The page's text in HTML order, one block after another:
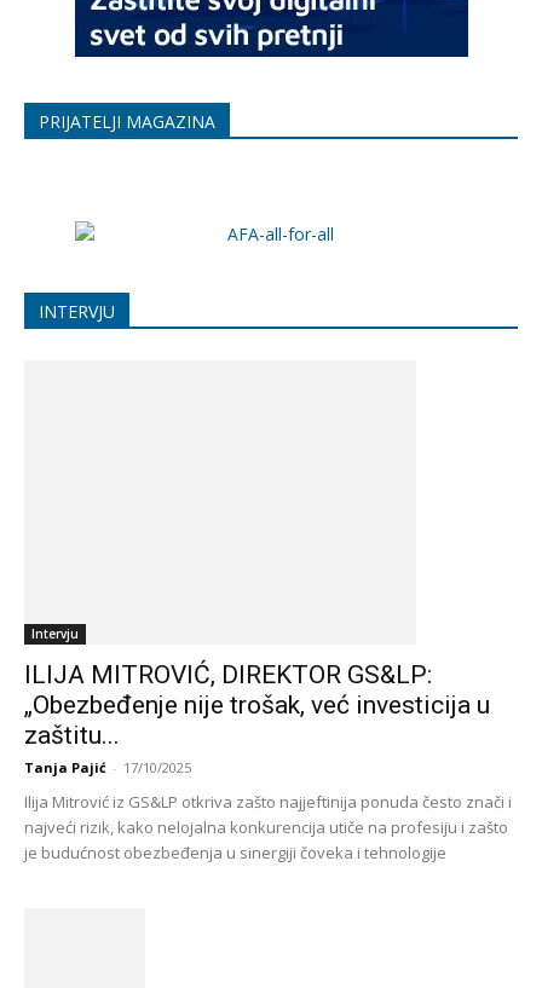
PRIJATELJI MAGAZINA
INTERVJU
Intervju
ILIJA MITROVIĆ, DIREKTOR GS&LP:
„Obezbeđenje nije trošak, već investicija u
zaštitu...
Tanja Pajić - 17/10/2025
Ilija Mitrović iz GS&LP otkriva zašto najjeftinija ponuda često znači i
najveći rizik, kako nelojalna konkurencija utiče na profesiju i zašto
je budućnost obezbeđenja u sinergiji čoveka i tehnologije